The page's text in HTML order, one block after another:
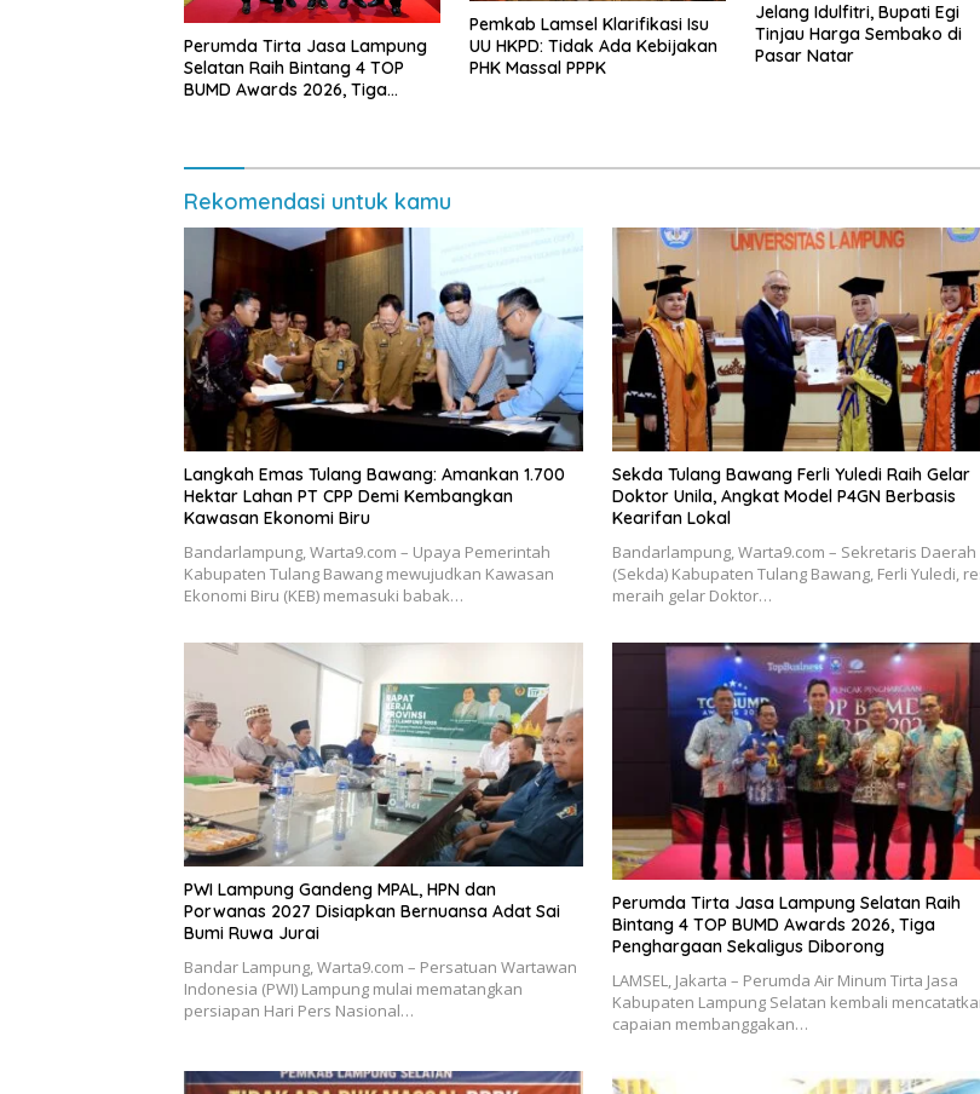
Perumda Tirta Jasa Lampung
Selatan Raih Bintang 4 TOP
BUMD Awards 2026, Tiga
Pemkab Lamsel Klarifikasi Isu
UU HKPD: Tidak Ada Kebijakan
PHK Massal PPPK
Jelang Idulfitri, Bupati Egi
Tinjau Harga Sembako di
Pasar Natar
Rekomendasi untuk kamu
Langkah Emas Tulang Bawang: Amankan 1.700
Hektar Lahan PT CPP Demi Kembangkan
Kawasan Ekonomi Biru
Bandarlampung, Warta9.com – Upaya Pemerintah
Kabupaten Tulang Bawang mewujudkan Kawasan
Ekonomi Biru (KEB) memasuki babak…
Sekda Tulang Bawang Ferli Yuledi Raih Gelar
Doktor Unila, Angkat Model P4GN Berbasis
Kearifan Lokal
Bandarlampung, Warta9.com – Sekretaris Daerah
(Sekda) Kabupaten Tulang Bawang, Ferli Yuledi,
meraih gelar Doktor…
PWI Lampung Gandeng MPAL, HPN dan
Porwanas 2027 Disiapkan Bernuansa Adat Sai
Bumi Ruwa Jurai
Bandar Lampung, Warta9.com – Persatuan Wartawan
Indonesia (PWI) Lampung mulai mematangkan
persiapan Hari Pers Nasional…
Perumda Tirta Jasa Lampung Selatan Raih
Bintang 4 TOP BUMD Awards 2026, Tiga
Penghargaan Sekaligus Diborong
LAMSEL, Jakarta – Perumda Air Minum Tirta Jasa
Kabupaten Lampung Selatan kembali
capaian membanggakan…